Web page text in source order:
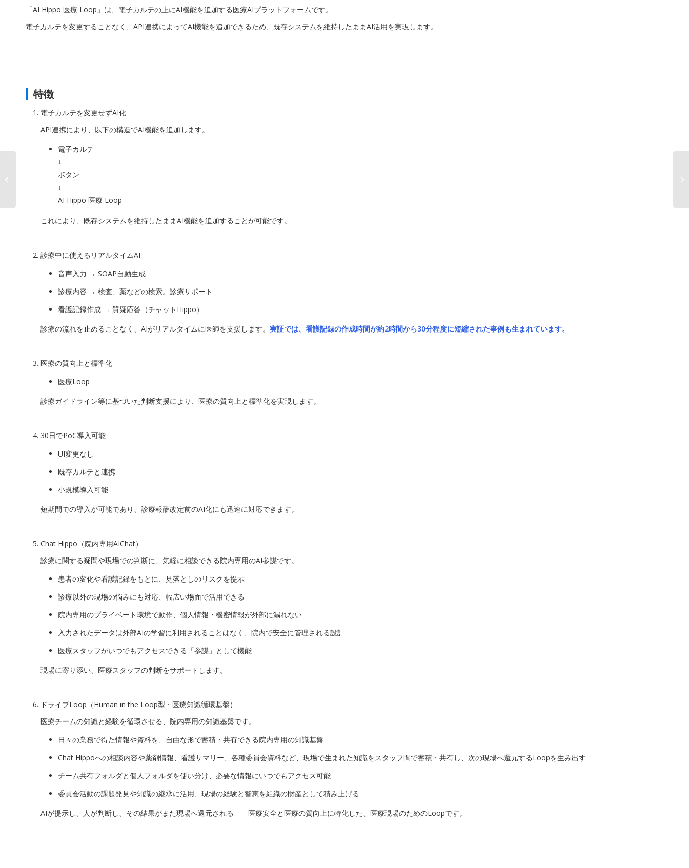
「AI Hippo 医療 Loop」は、電子カルテの上にAI機能を追加する医療AIプラットフォームです。
電子カルテを変更することなく、API連携によってAI機能を追加できるため、既存システムを維持したままAI活用を実現します。
特徴
電子カルテを変更せずAI化
API連携により、以下の構造でAI機能を追加します。
電子カルテ
↓
ボタン
↓
AI Hippo 医療 Loop
これにより、既存システムを維持したままAI機能を追加することが可能です。
診療中に使えるリアルタイムAI
音声入力 → SOAP自動生成
診療内容 → 検査、薬などの検索。診療サポート
看護記録作成 → 質疑応答（チャットHippo）
診療の流れを止めることなく、AIがリアルタイムに医師を支援します。 実証では、看護記録の作成時間が約2時間から30分程度に短縮された事例も生まれています。
医療の質向上と標準化
医療Loop
診療ガイドライン等に基づいた判断支援により、医療の質向上と標準化を実現します。
30日でPoC導入可能
UI変更なし
既存カルテと連携
小規模導入可能
短期間での導入が可能であり、診療報酬改定前のAI化にも迅速に対応できます。
Chat Hippo（院内専用AIChat）
診療に関する疑問や現場での判断に、気軽に相談できる院内専用のAI参謀です。
患者の変化や看護記録をもとに、見落としのリスクを提示
診療以外の現場の悩みにも対応、幅広い場面で活用できる
院内専用のプライベート環境で動作、個人情報・機密情報が外部に漏れない
入力されたデータは外部AIの学習に利用されることはなく、院内で安全に管理される設計
医療スタッフがいつでもアクセスできる「参謀」として機能
現場に寄り添い、医療スタッフの判断をサポートします。
ドライブLoop（Human in the Loop型・医療知識循環基盤）
医療チームの知識と経験を循環させる、院内専用の知識基盤です。
日々の業務で得た情報や資料を、自由な形で蓄積・共有できる院内専用の知識基盤
Chat Hippoへの相談内容や薬剤情報、看護サマリー、各種委員会資料など、現場で生まれた知識をスタッフ間で蓄積・共有し、次の現場へ還元するLoopを生み出す
チーム共有フォルダと個人フォルダを使い分け、必要な情報にいつでもアクセス可能
委員会活動の課題発見や知識の継承に活用、現場の経験と智恵を組織の財産として積み上げる
AIが提示し、人が判断し、その結果がまた現場へ還元される――医療安全と医療の質向上に特化した、医療現場のためのLoopです。
を、AIでスマート
に。”「AI CSRPro on ...